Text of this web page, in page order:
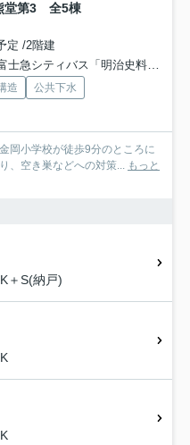
堂第3 全5棟
定 /2階建
ィバス「明治史料館前」 停歩4分
造
公共下水
岡小学校が徒歩9分のところに
、空き巣などへの対策... もっと
＋S(納戸)